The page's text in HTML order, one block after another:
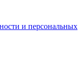
и персональных